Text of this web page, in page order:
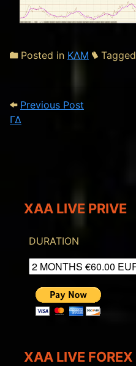
Posted in ΚΛΜ Tagged
Post navigation
Previous Post
ΓΔ
XAA LIVE PRIVE
DURATION
XAA LIVE FOREX